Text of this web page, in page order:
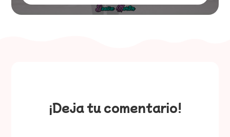
¡Deja tu comentario!